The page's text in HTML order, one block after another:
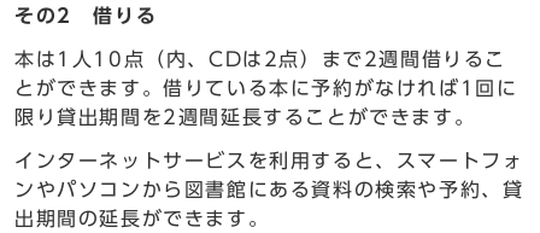
その2 借りる
本は1人10点（内、CDは2点）まで2週間借りるこ
とができます。借りている本に予約がなければ1回に
限り貸出期間を2週間延長することができます。
インターネットサービスを利用すると、スマートフォ
ンやパソコンから図書館にある資料の検索や予約、貸
出期間の延長ができます。